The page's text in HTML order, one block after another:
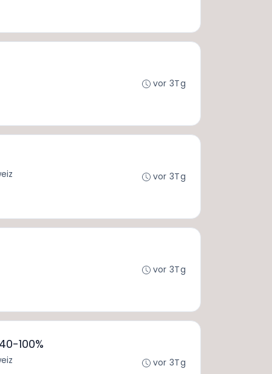
vor 3Tg
vor 3Tg
vor 3Tg
100%
vor 3Tg